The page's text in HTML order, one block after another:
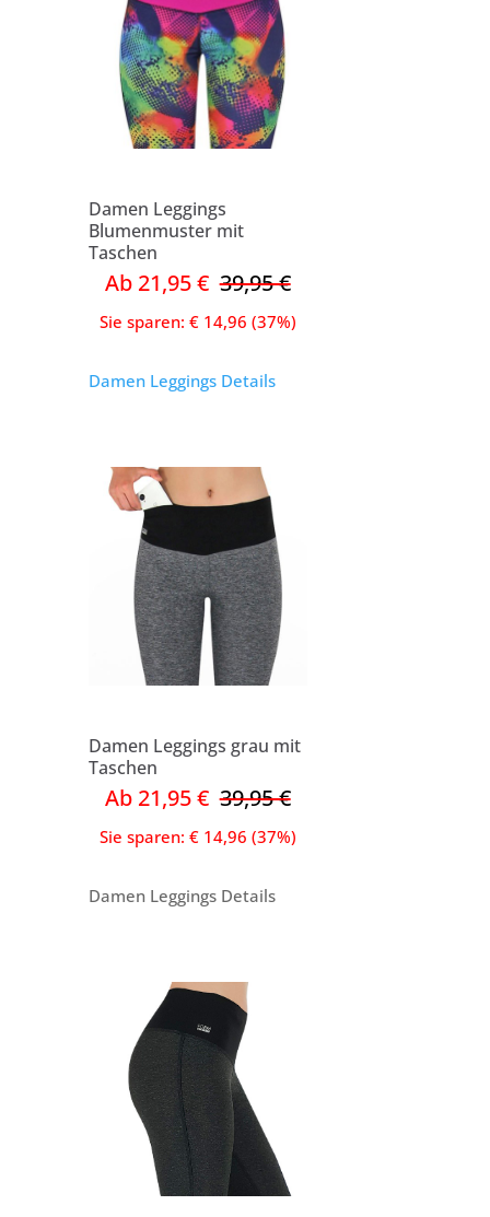
Damen Leggings
Blumenmuster mit
Taschen
Ab 21,95 €39,95 €
Sie sparen: € 14,96 (37%)
Damen Leggings Details
Damen Leggings grau mit
Taschen
Ab 21,95 €39,95 €
Sie sparen: € 14,96 (37%)
Damen Leggings Details